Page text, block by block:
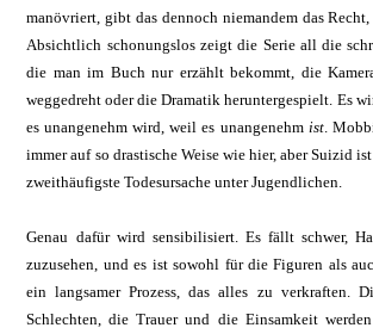
manövriert, gibt das dennoch niemandem das Recht,
Absichtlich schonungslos zeigt die Serie all die
die man im Buch nur erzählt bekommt, die
weggedreht oder die Dramatik heruntergespielt. Es
es unangenehm wird, weil es unangenehm ist.
immer auf so drastische Weise wie hier, aber Suizid
zweithäufigste Todesursache unter Jugendlichen.
Genau dafür wird sensibilisiert. Es fällt schwer,
zuzusehen, und es ist sowohl für die Figuren als
ein langsamer Prozess, das alles zu verkraften.
Schlechten, die Trauer und die Einsamkeit